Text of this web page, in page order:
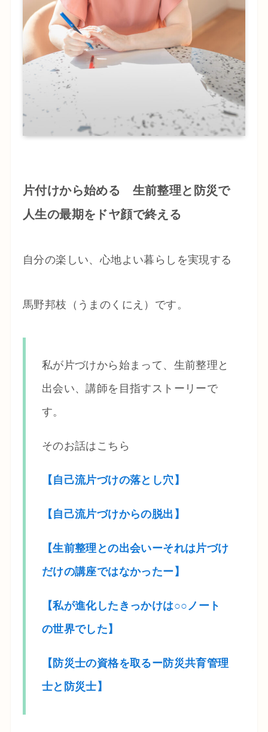
片付けから始める 生前整理と防災で
人生の最期をドヤ顔で終える
自分の楽しい、心地よい暮らしを実現する
馬野邦枝（うまのくにえ）です。
私が片づけから始まって、生前整理と
出会い、講師を目指すストーリーで
す。
そのお話はこちら
【自己流片づけの落とし穴】
【自己流片づけからの脱出】
【生前整理との出会いーそれは片づけ
だけの講座ではなかったー】
【私が進化したきっかけは○○ノート
の世界でした】
【防災士の資格を取るー防災共育管理
士と防災士】